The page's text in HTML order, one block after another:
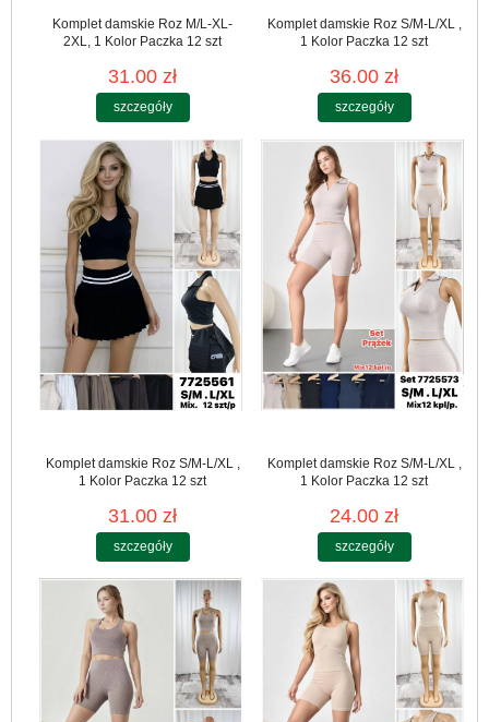
Komplet damskie Roz M/L-XL-
2XL, 1 Kolor Paczka 12 szt
31.00 zł
szczegóły
Komplet damskie Roz S/M-L/XL ,
1 Kolor Paczka 12 szt
36.00 zł
szczegóły
Komplet damskie Roz S/M-L/XL ,
1 Kolor Paczka 12 szt
31.00 zł
szczegóły
Komplet damskie Roz S/M-L/XL ,
1 Kolor Paczka 12 szt
24.00 zł
szczegóły